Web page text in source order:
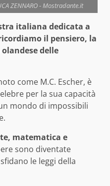
ZENNARO - Mostradante.it
italiana dedicata a
il pensiero, la
delle
come M.C. Escher, è
per la sua capacità
mondo di impossibili
matematica e
sono diventate
le leggi della